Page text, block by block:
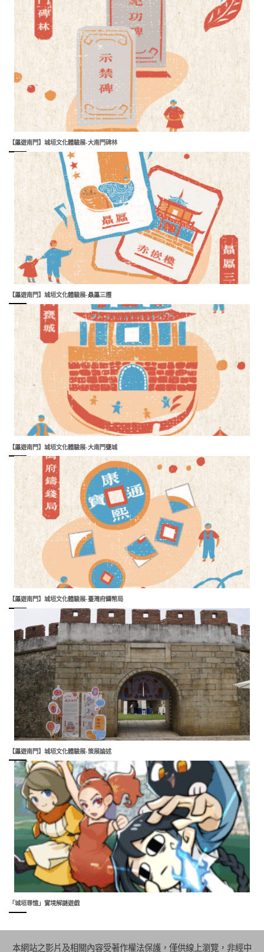
【屭遊南門】城垣文化體驗展-大南門碑林
【屭遊南門】城垣文化體驗展-贔屭三遷
【屭遊南門】城垣文化體驗展-大南門甕城
【屭遊南門】城垣文化體驗展-臺灣府鑄幣局
【屭遊南門】城垣文化體驗展-策展論述
「城垣尋憶」實境解謎遊戲
本網站之影片及相關內容受著作權法保護，僅供線上瀏覽，非經中